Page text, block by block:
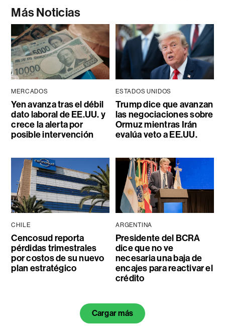
Más Noticias
MERCADOS
Yen avanza tras el débil
dato laboral de EE.UU. y
crece la alerta por
posible intervención
ESTADOS UNIDOS
Trump dice que avanzan
las negociaciones sobre
Ormuz mientras Irán
evalúa veto a EE.UU.
CHILE
Cencosud reporta
pérdidas trimestrales
por costos de su nuevo
plan estratégico
ARGENTINA
Presidente del BCRA
dice que no ve
necesaria una baja de
encajes para reactivar el
crédito
Cargar más